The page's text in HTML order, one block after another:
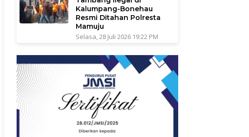
Kalumpang-Bonehau
Resmi Ditahan Polresta
Mamuju
Selasa, 28 Juli 2026 19:22 PM